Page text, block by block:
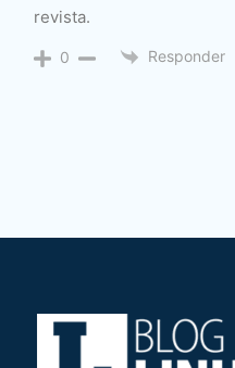
revista.
0 Responder